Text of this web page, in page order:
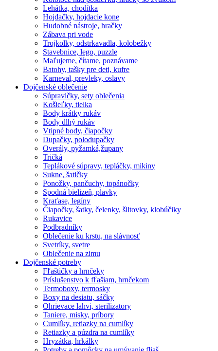
Lehátka, chodítka
Hojdačky, hojdacie kone
Hudobné nástroje, hračky
Zábava pri vode
Trojkolky, odstrkavadla, kolobežky
Stavebnice, lego, puzzle
Maľujeme, čítame, poznávame
Batohy, tašky pre deti, kufre
Karneval, prevleky, oslavy
Dojčenské oblečenie
Súpravičky, sety oblečenia
Košieľky, tielka
Body krátky rukáv
Body dlhý rukáv
Vtipné body, čiapočky
Dupačky, polodupačky
Overály, pyžamká,župany
Tričká
Teplákové súpravy, tepláčky, mikiny
Sukne, šatičky
Ponožky, pančuchy, topánočky
Spodná bielizeň, plavky
Kraťase, legíny
Čiapočky, šatky, čelenky, šiltovky, klobúčiky
Rukavice
Podbradníky
Oblečenie ku krstu, na slávnosť
Svetríky, svetre
Oblečenie na zimu
Dojčenské potreby
Fľaštičky a hrnčeky
Príslušenstvo k fľašiam, hrnčekom
Termoboxy, termosky
Boxy na desiatu, sáčky
Ohrievace lahvi, sterilizatory
Taniere, misky, príbory
Cumlíky, retiazky na cumlíky
Retiazky a púzdra na cumlíky
Hryzátka, hrkálky